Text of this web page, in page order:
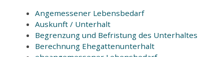
Angemessener Lebensbedarf
Auskunft / Unterhalt
Begrenzung und Befristung des Unterhaltes
Berechnung Ehegattenunterhalt